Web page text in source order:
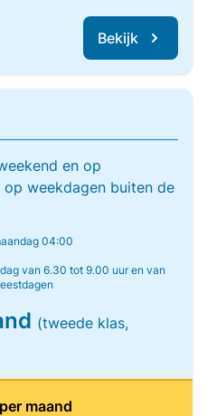
Bekijk
en op
weekdagen buiten de
04:00
van 6.30 tot 9.00 uur en van
(tweede klas,
maand